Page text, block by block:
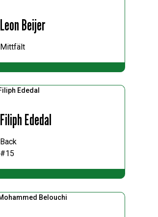
Leon Beijer
Mittfält
Filiph Ededal
Back
#15